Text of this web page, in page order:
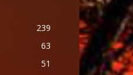
239
63
51